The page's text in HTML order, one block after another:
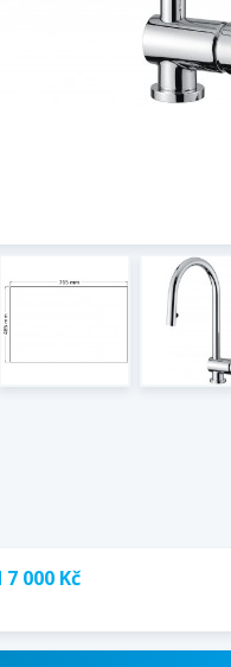
000 Kč